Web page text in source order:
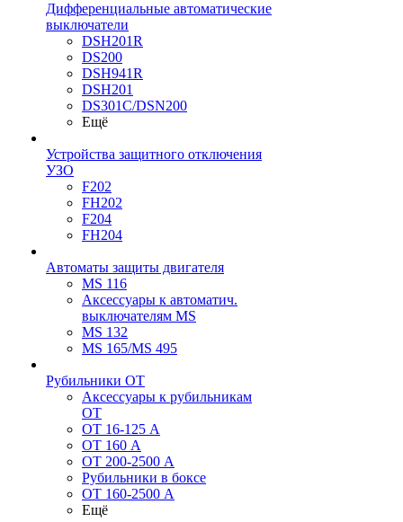
Дифференциальные автоматические
выключатели
DSH201R
DS200
DSH941R
DSH201
DS301C/DSN200
Ещё
Устройства защитного отключения
УЗО
F202
FH202
F204
FH204
Автоматы защиты двигателя
MS 116
Аксессуары к автоматич.
выключателям MS
MS 132
MS 165/MS 495
Рубильники ОТ
Аксессуары к рубильникам
OT
OT 16-125 А
OT 160 А
OT 200-2500 А
Рубильники в боксе
OT 160-2500 А
Ещё